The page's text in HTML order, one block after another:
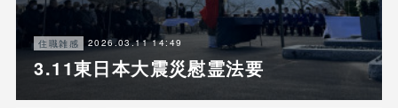
住職雑感 2026.03.11 14:49
3.11東日本大震災慰霊法要